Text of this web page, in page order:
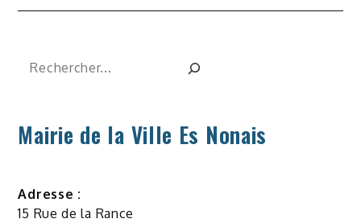
Rechercher
Mairie de la Ville Es Nonais
Adresse :
15 Rue de la Rance